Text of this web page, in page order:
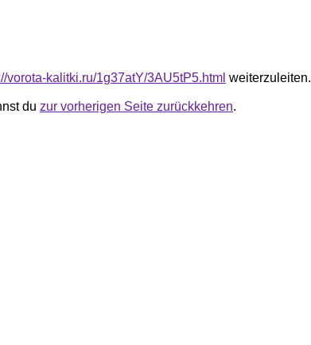
vorota-kalitki.ru/1g37atY/3AU5tP5.html weiterzuleiten.
du zur vorherigen Seite zurückkehren.